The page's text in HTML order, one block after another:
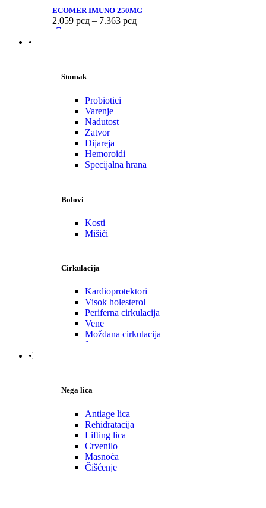
ECOMER IMUNO 250MG
2.059 рсд – 7.363 рсд
•Stomak | Bol | Cirkulacija
Stomak
Probiotici
Varenje
Nadutost
Zatvor
Dijareja
Hemoroidi
Specijalna hrana
Bolovi
Kosti
Mišići
Cirkulacija
Kardioprotektori
Visok holesterol
Periferna cirkulacija
Vene
Moždana cirkulacija
Jetra
•Nega | Lepota
Nega lica
Antiage lica
Rehidratacija
Lifting lica
Crvenilo
Masnoća
Čišćenje